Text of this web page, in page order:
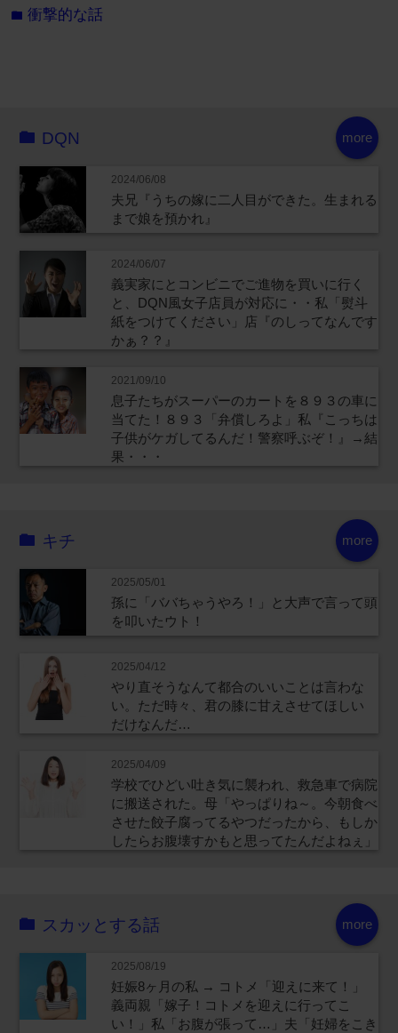
folder衝撃的な話
more
DQN
2024/06/08
夫兄『うちの嫁に二人目ができた。生まれる
まで娘を預かれ』
2024/06/07
義実家にとコンビニでご進物を買いに行く
と、DQN風女子店員が対応に・・私「熨斗
紙をつけてください」店『のしってなんです
かぁ？？』
2021/09/10
息子たちがスーパーのカートを８９３の車に
当てた！８９３「弁償しろよ」私『こっちは
子供がケガしてるんだ！警察呼ぶぞ！』→結
果・・・
more
キチ
2025/05/01
孫に「ババちゃうやろ！」と大声で言って頭
を叩いたウト！
2025/04/12
やり直そうなんて都合のいいことは言わな
い。ただ時々、君の膝に甘えさせてほしい
だけなんだ…
2025/04/09
学校でひどい吐き気に襲われ、救急車で病院
に搬送された。母「やっぱりね～。今朝食べ
させた餃子腐ってるやつだったから、もしか
したらお腹壊すかもと思ってたんだよねぇ」
more
スカッとする話
2025/08/19
妊娠8ヶ月の私 → コトメ「迎えに来て！」
義両親「嫁子！コトメを迎えに行ってこ
い！」私「お腹が張って…」夫「妊婦をこき